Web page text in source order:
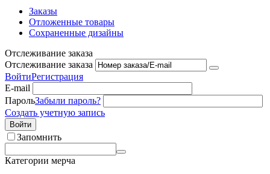
Заказы
Отложенные товары
Сохраненные дизайны
Отслеживание заказа
Отслеживание заказа
ВойтиРегистрация
E-mail
ПарольЗабыли пароль?
Создать учетную запись
Войти
Запомнить
Категории мерча